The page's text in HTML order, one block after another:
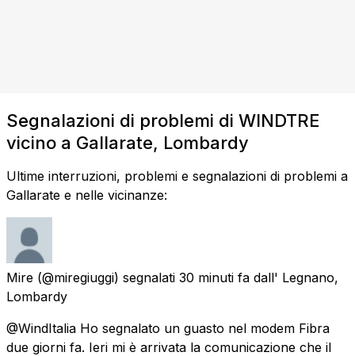
Segnalazioni di problemi di WINDTRE
vicino a Gallarate, Lombardy
Ultime interruzioni, problemi e segnalazioni di problemi a
Gallarate e nelle vicinanze:
Mire (@miregiuggi) segnalati 30 minuti fa dall' Legnano,
Lombardy
@WindItalia Ho segnalato un guasto nel modem Fibra
due giorni fa. Ieri mi è arrivata la comunicazione che il